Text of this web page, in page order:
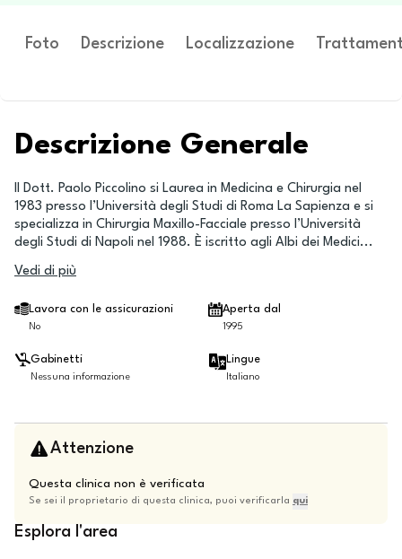
Foto Descrizione Localizzazione
Descrizione Generale
Il Dott. Paolo Piccolino si Laurea in Medicina e Chirurgia nel
1983 presso l’Università degli Studi di Roma La Sapienza e si
specializza in Chirurgia Maxillo-Facciale presso l’Università
degli Studi di Napoli nel 1988. È iscritto agli Albi dei Medici...
Vedi di più
Lavora con le assicurazioni
No
Aperta dal
1995
Gabinetti
Nessuna informazione
Lingue
Italiano
Attenzione
Questa clinica non è verificata
Se sei il proprietario di questa clinica, puoi verificarla qui
Esplora l'area